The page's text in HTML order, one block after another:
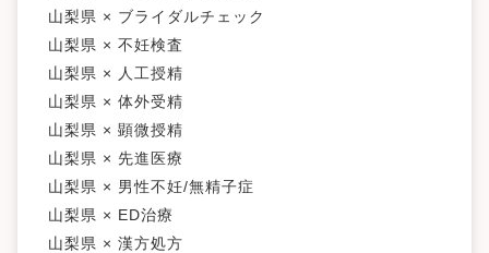
山梨県 × ブライダルチェック
山梨県 × 不妊検査
山梨県 × 人工授精
山梨県 × 体外受精
山梨県 × 顕微授精
山梨県 × 先進医療
山梨県 × 男性不妊/無精子症
山梨県 × ED治療
山梨県 × 漢方処方